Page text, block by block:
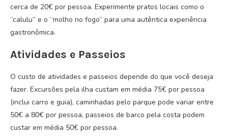
cerca de 20€ por pessoa. Experimente pratos locais como o
“calulu” e o “molho no fogo” para uma autêntica experiência
gastronômica.
Atividades e Passeios
O custo de atividades e passeios depende do que você deseja
fazer. Excursões pela ilha custam em média 75€ por pessoa
(inclui carro e guia), caminhadas pelo parque pode variar entre
50€ a 80€ por pessoa, passeios de barco pela costa podem
custar em média 50€ por pessoa.